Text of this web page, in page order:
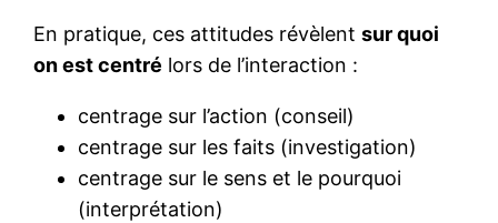
En pratique, ces attitudes révèlentsur quoi
on est centré lors de l’interaction :
centrage sur l’action (conseil)
centrage sur les faits (investigation)
centrage sur le sens et le pourquoi
(interprétation)